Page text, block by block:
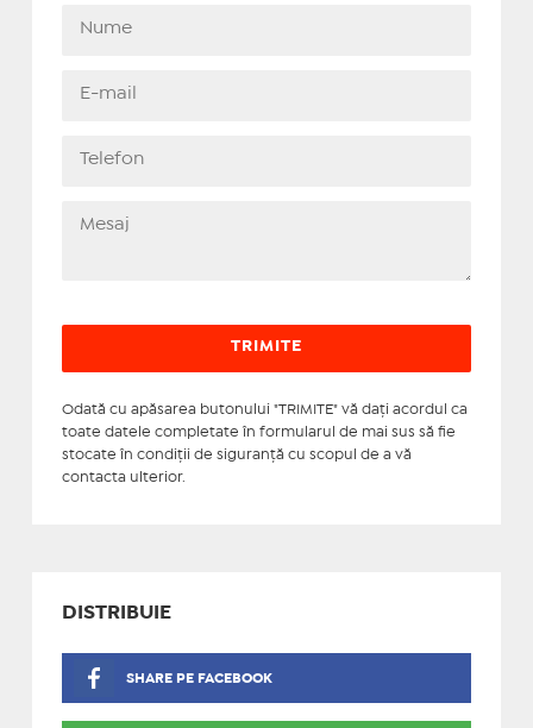
Odată cu apăsarea butonului "TRIMITE" vă daţi acordul ca
toate datele completate în formularul de mai sus să fie
stocate în condiţii de siguranţă cu scopul de a vă
contacta ulterior.
DISTRIBUIE
SHARE PE FACEBOOK